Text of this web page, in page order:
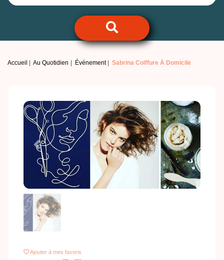
Accueil Au Quotidien Événement Sabrina Coiffure À Domicile
Previous Next
Ajouter à mes favoris